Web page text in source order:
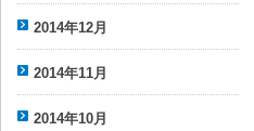
2014年12月
2014年11月
2014年10月